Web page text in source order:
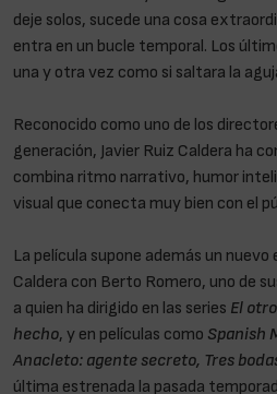
deje solos, sucede una cosa
entra en un bucle temporal. Los
una y otra vez como si saltara la
Reconocido como uno de los
generación, Javier Ruiz Caldera ha
combina ritmo narrativo, humor
visual que conecta muy bien con el
La película supone además un
Caldera con Berto Romero, uno de
a quien ha dirigido en las series El
hecho, y en películas como Spanish
Anacleto: agente secreto, Tres
última estrenada la pasada